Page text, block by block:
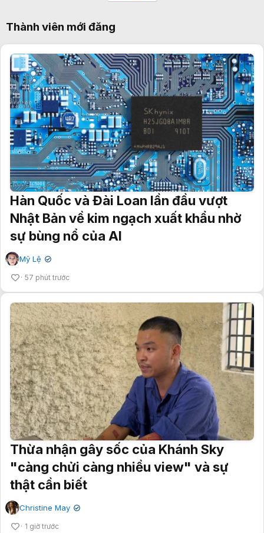
Thành viên mới đăng
Hàn Quốc và Đài Loan lần đầu vượt
Nhật Bản về kim ngạch xuất khẩu nhờ
sự bùng nổ của AI
Mỹ Lệ ✔
57 phút trước
Thừa nhận gây sốc của Khánh Sky
"càng chửi càng nhiều view" và sự
thật cần biết
Christine May ✔
1 giờ trước